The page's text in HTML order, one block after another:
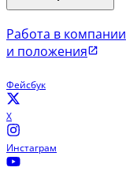
Работа в компании
и положения
Фейсбук
X
Инстаграм